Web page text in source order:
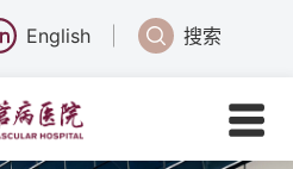
English 搜索